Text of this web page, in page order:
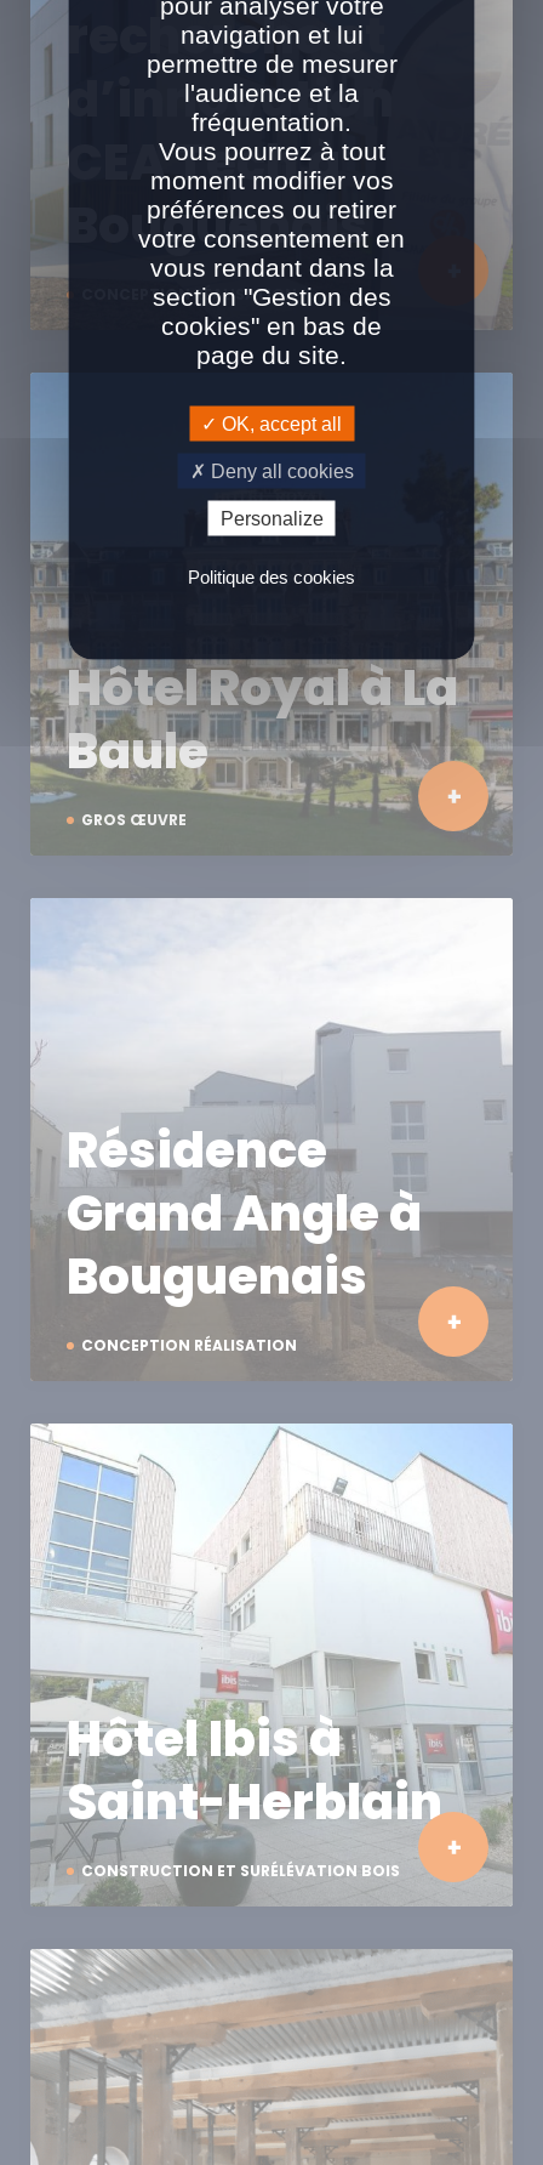
CONCEPTION RÉALISATION
recherche et
d’innovation
CEA Tech à
Bouguenais
GROS ŒUVRE
Hôtel Royal à La
Baule
CONCEPTION RÉALISATION
Résidence
Grand Angle à
Bouguenais
CONSTRUCTION ET SURÉLÉVATION BOIS
Hôtel Ibis à
Saint-Herblain
navigation et lui
permettre de mesurer
l'audience et la
fréquentation.
Vous pourrez à tout
moment modifier vos
préférences ou retirer
votre consentement en
vous rendant dans la
section "Gestion des
cookies" en bas de
page du site.
OK, accept all
Deny all cookies
Personalize
Politique des cookies